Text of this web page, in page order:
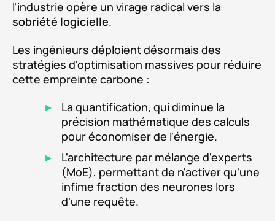
l'industrie opère un virage radical vers la
sobriété logicielle.
Les ingénieurs déploient désormais des
stratégies d'optimisation massives pour réduire
cette empreinte carbone :
La quantification, qui diminue la
précision mathématique des calculs
pour économiser de l'énergie.
L'architecture par mélange d'experts
(MoE), permettant de n'activer qu'une
infime fraction des neurones lors
d'une requête.